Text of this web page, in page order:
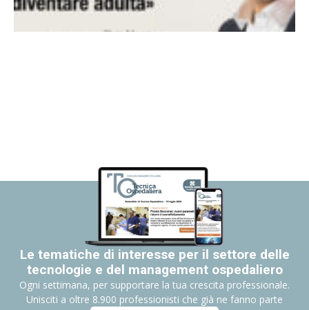
Le tematiche di interesse per il settore delle
tecnologie e del management ospedaliero
Ogni settimana, per supportare la tua crescita professionale.
Unisciti a oltre 8.900 professionisti che già ne fanno parte